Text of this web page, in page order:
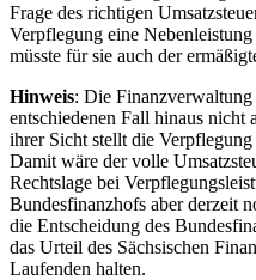
Frage des richtigen
Verpflegung eine
müsste für sie auch der
Hinweis: Die
entschiedenen Fall hinaus nicht
ihrer Sicht stellt die
Damit wäre der volle
Rechtslage bei
Bundesfinanzhofs aber derzeit
die Entscheidung des
das Urteil des Sächsischen
Laufenden halten.